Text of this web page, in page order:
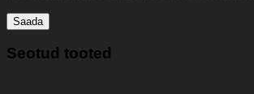
Seotud tooted